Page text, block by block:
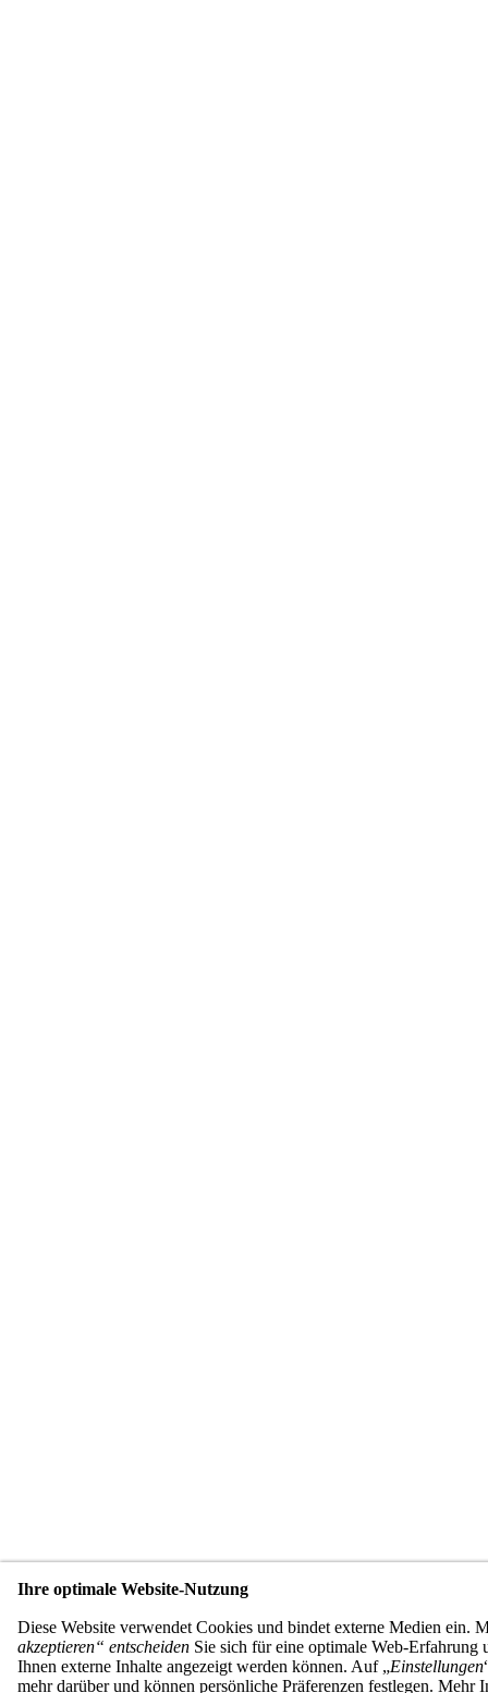
Ihre optimale Website-Nutzung
Diese Website verwendet Cookies und bindet externe Medien
akzeptieren“ entscheiden Sie sich für eine optimale Web-Erfahrung
Ihnen externe Inhalte angezeigt werden können. Auf „Einstellungen
mehr darüber und können persönliche Präferenzen festlegen. Mehr